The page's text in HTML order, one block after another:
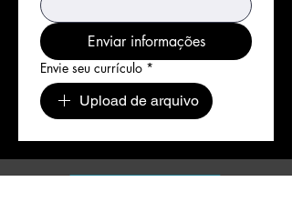
Enviar informações
Envie seu currículo *
Upload de arquivo